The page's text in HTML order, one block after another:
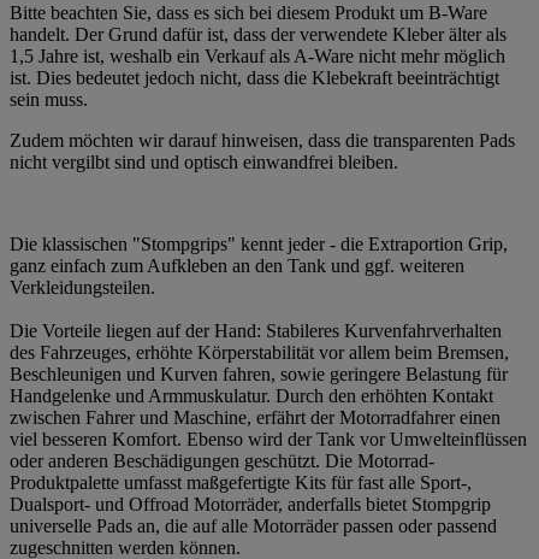
Bitte beachten Sie, dass es sich bei diesem Produkt um B-Ware
handelt. Der Grund dafür ist, dass der verwendete Kleber älter als
1,5 Jahre ist, weshalb ein Verkauf als A-Ware nicht mehr möglich
ist. Dies bedeutet jedoch nicht, dass die Klebekraft beeinträchtigt
sein muss.
Zudem möchten wir darauf hinweisen, dass die transparenten Pads
nicht vergilbt sind und optisch einwandfrei bleiben.
Die klassischen "Stompgrips" kennt jeder - die Extraportion Grip,
ganz einfach zum Aufkleben an den Tank und ggf. weiteren
Verkleidungsteilen.
Die Vorteile liegen auf der Hand: Stabileres Kurvenfahrverhalten
des Fahrzeuges, erhöhte Körperstabilität vor allem beim Bremsen,
Beschleunigen und Kurven fahren, sowie geringere Belastung für
Handgelenke und Armmuskulatur. Durch den erhöhten Kontakt
zwischen Fahrer und Maschine, erfährt der Motorradfahrer einen
viel besseren Komfort. Ebenso wird der Tank vor Umwelteinflüssen
oder anderen Beschädigungen geschützt. Die Motorrad-
Produktpalette umfasst maßgefertigte Kits für fast alle Sport-,
Dualsport- und Offroad Motorräder, anderfalls bietet Stompgrip
universelle Pads an, die auf alle Motorräder passen oder passend
zugeschnitten werden können.